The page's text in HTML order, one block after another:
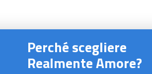
Perché scegliere
Realmente Amore?